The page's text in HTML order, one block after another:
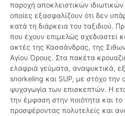
παροχή αποκλειστικών
οποίες εξασφαλίζουν ότι δεν
κατά τη διάρκεια του ταξιδιού.
που έχουν επιμελώς σχεδιαστεί
ακτές της Κασσάνδρας, της
Αγίου Όρους. Στα πακέτα
ελαφριά γεύματα, αναψυκτικά,
snorkeling και SUP, με στόχο την
ψυχαγωγία των επισκεπτών. Η
την έμφαση στην ποιότητα και
προσφέροντας πολυτελείς και